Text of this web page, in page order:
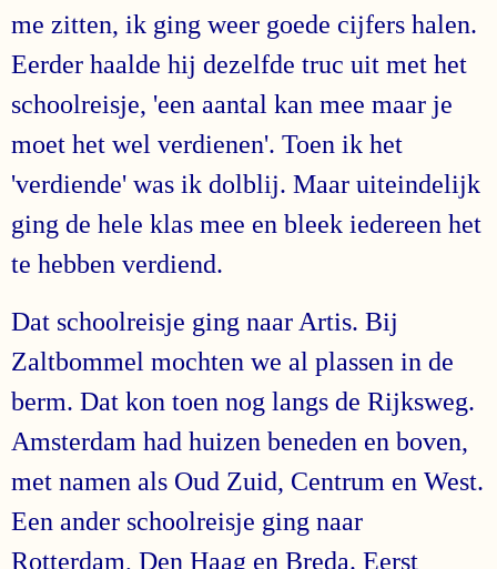
me zitten, ik ging weer goede cijfers halen.
Eerder haalde hij dezelfde truc uit met het
schoolreisje, 'een aantal kan mee maar je
moet het wel verdienen'. Toen ik het
'verdiende' was ik dolblij. Maar uiteindelijk
ging de hele klas mee en bleek iedereen het
te hebben verdiend.
Dat schoolreisje ging naar Artis. Bij
Zaltbommel mochten we al plassen in de
berm. Dat kon toen nog langs de Rijksweg.
Amsterdam had huizen beneden en boven,
met namen als Oud Zuid, Centrum en West.
Een ander schoolreisje ging naar
Rotterdam, Den Haag en Breda. Eerst